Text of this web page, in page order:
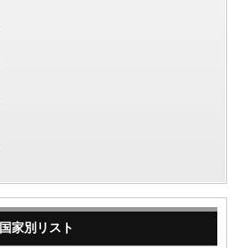
国家別リスト